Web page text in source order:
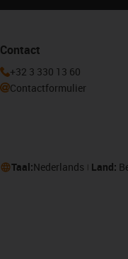
Contact
+32 3 330 13 60
Contactformulier
Taal:Nederlands Land: